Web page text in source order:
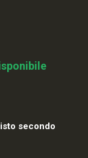
secondo